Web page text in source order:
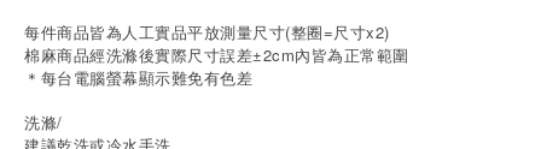
每件商品皆為人工實品平放測量尺寸(整圈=尺寸x2)
棉麻商品經洗滌後實際尺寸誤差±2cm內皆為正常範圍
＊每台電腦螢幕顯示難免有色差
洗滌/